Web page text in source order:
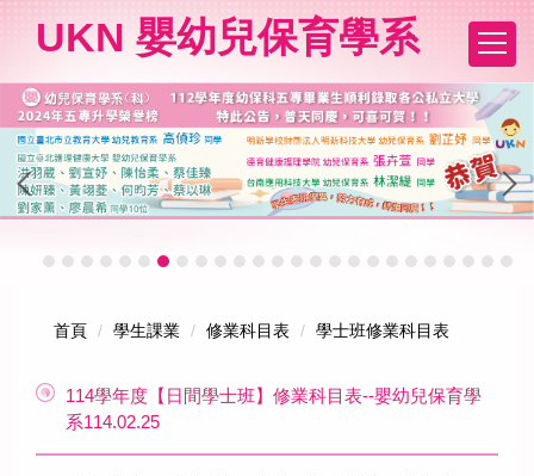
要
內
容
區
UKN 嬰幼兒保育學系
首頁 學生課業 修業科目表 學士班修業科目表
114學年度【日間學士班】修業科目表--嬰幼兒保育學
系114.02.25